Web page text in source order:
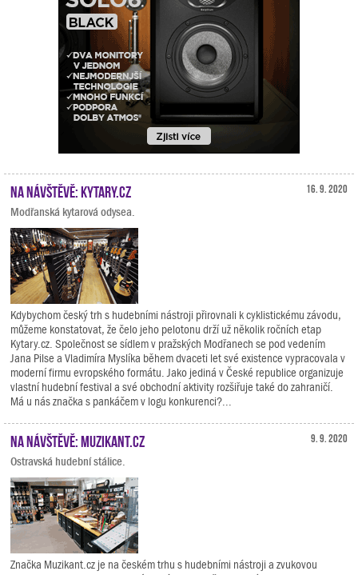
16. 9. 2020
Na návštěvě: Kytary.cz
Modřanská kytarová odysea.
Kdybychom český trh s hudebními nástroji přirovnali k cyklistickému závodu,
můžeme konstatovat, že čelo jeho pelotonu drží už několik ročních etap
Kytary.cz. Společnost se sídlem v pražských Modřanech se pod vedením
Jana Pilse a Vladimíra Myslíka během dvaceti let své existence vypracovala v
moderní firmu evropského formátu. Jako jediná v České republice organizuje
vlastní hudební festival a své obchodní aktivity rozšiřuje také do zahraničí.
Má u nás značka s pankáčem v logu konkurenci?...
9. 9. 2020
Na návštěvě: Muzikant.cz
Ostravská hudební stálice.
Značka Muzikant.cz je na českém trhu s hudebními nástroji a zvukovou